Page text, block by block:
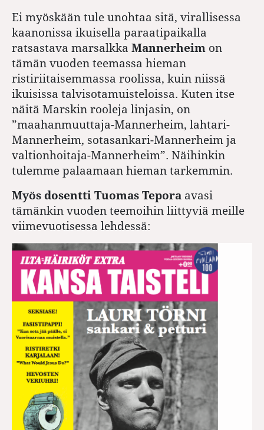
Ei myöskään tule unohtaa sitä, virallisessa
kaanonissa ikuisella paraatipaikalla
ratsastava marsalkka Mannerheim on
tämän vuoden teemassa hieman
ristiriitaisemmassa roolissa, kuin niissä
ikuisissa talvisotamuisteloissa. Kuten itse
näitä Marskin rooleja linjasin, on
”maahanmuuttaja-Mannerheim, lahtari-
Mannerheim, sotasankari-Mannerheim ja
valtionhoitaja-Mannerheim”. Näihinkin
tulemme palaamaan hieman tarkemmin.
Myös dosentti Tuomas Tepora avasi
tämänkin vuoden teemoihin liittyviä meille
viimevuotisessa lehdessä: